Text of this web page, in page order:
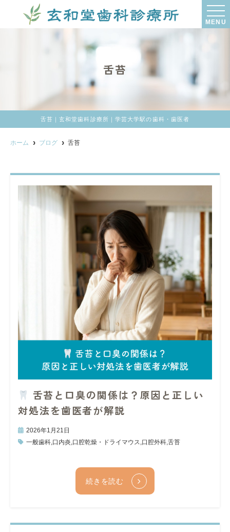
MENU
舌苔
舌苔｜玄和堂歯科診療所｜学芸大学駅の歯科・歯医者
ホーム ブログ 舌苔
舌苔と口臭の関係は？原因と正しい
対処法を歯医者が解説
2026年1月21日
一般歯科,口内炎,口腔乾燥・ドライマウス,口腔外科,舌苔
続きを読む